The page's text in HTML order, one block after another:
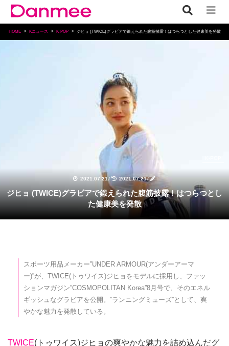
HOME Kニュース K-POP ジヒョ (TWICE)グラビアで鍛えられた腹筋披露！はつらつとした健康美を発散
2021.07.21/ 2021.07.21/
ジヒョ (TWICE)グラビアで鍛えられた腹筋披露！はつらつとし
た健康美を発散
スポーツ用品メーカー”UNDER ARMOUR(アンダーアーマ
ー)”が、TWICE(トゥワイス)ジヒョをモデルに採用し、ファッ
ションマガジン”COSMOPOLITAN Korea”8月号で、そのエネル
ギッシュなグラビアを公開。”ランニングミューズ”として、爽
やかな魅力を発散している。
TWICE(トゥワイス)ジヒョの爽やかな魅力を詰め込んだグ